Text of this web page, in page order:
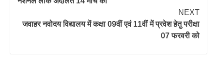
NEXT
जवाहर नवोदय विद्यालय में कक्षा 09वीं एवं 11वीं में प्रवेश हेतु परीक्षा
07 फरवरी को